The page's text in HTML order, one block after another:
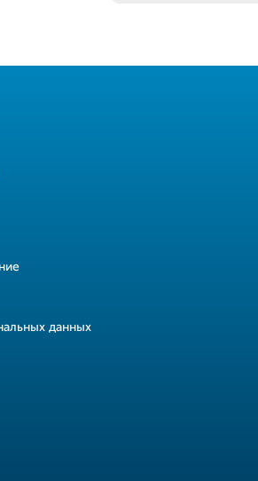
данных